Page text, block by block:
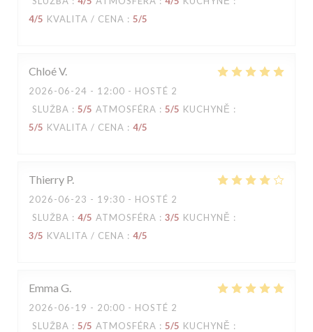
4/5 KVALITA / CENA : 5/5
ChloéV
2026-06-24 - 12:00 - HOSTÉ 2
SLUŽBA : 5/5 ATMOSFÉRA : 5/5 KUCHYNĚ :
5/5 KVALITA / CENA : 4/5
Thierry P
2026-06-23 - 19:30 - HOSTÉ 2
SLUŽBA : 4/5 ATMOSFÉRA : 3/5 KUCHYNĚ :
3/5 KVALITA / CENA : 4/5
Emma G
2026-06-19 - 20:00 - HOSTÉ 2
SLUŽBA : 5/5 ATMOSFÉRA : 5/5 KUCHYNĚ :